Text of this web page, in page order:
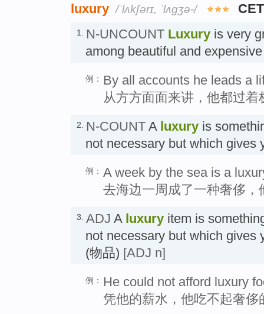
luxury /ˈlʌkʃərɪ, ˈlʌgʒə-/
1. N-UNCOUNT Luxury is very
among beautiful and
例： By all accounts he leads a
从方方面面来讲，他都过
2. N-COUNT A luxury is
not necessary but which gives
例： A week by the sea is a
去海边一周成了一种奢侈，
3. ADJ A luxury item is
not necessary but which gives
(物品) [ADJ n]
例： He could not afford luxury
凭他的薪水，他吃不起奢侈